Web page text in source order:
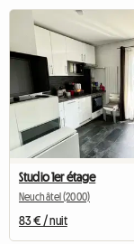
Studio 1er étage
Neuchâtel (2000)
83 € / nuit